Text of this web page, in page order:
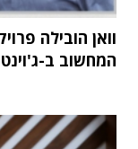
המחשוב ב-ג'וינט